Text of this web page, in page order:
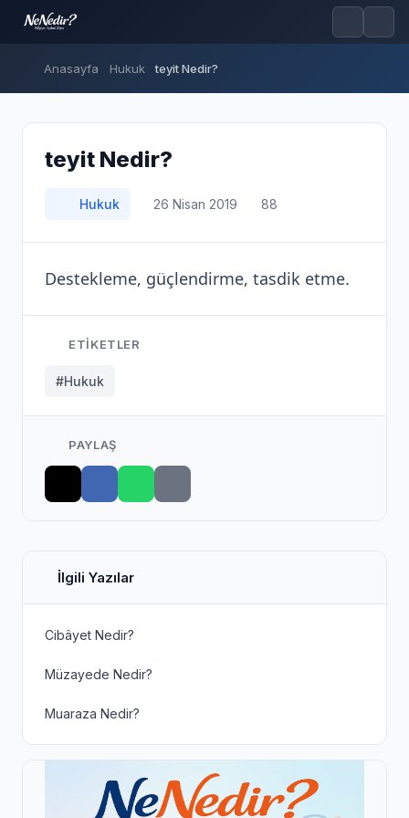
Anasayfa Hukuk teyit Nedir?
teyit Nedir?
Hukuk 26 Nisan 2019 88
Destekleme, güçlendirme, tasdik etme.
ETIKETLER
#Hukuk
PAYLAŞ
İlgili Yazılar
Cibâyet Nedir?
Müzayede Nedir?
Muaraza Nedir?